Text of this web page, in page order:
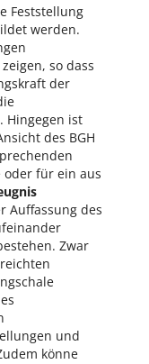
Feststellung
werden.
zeigen, so dass
der
Hingegen ist
des BGH
oder für ein aus
Auffassung des
Zwar
und
könne